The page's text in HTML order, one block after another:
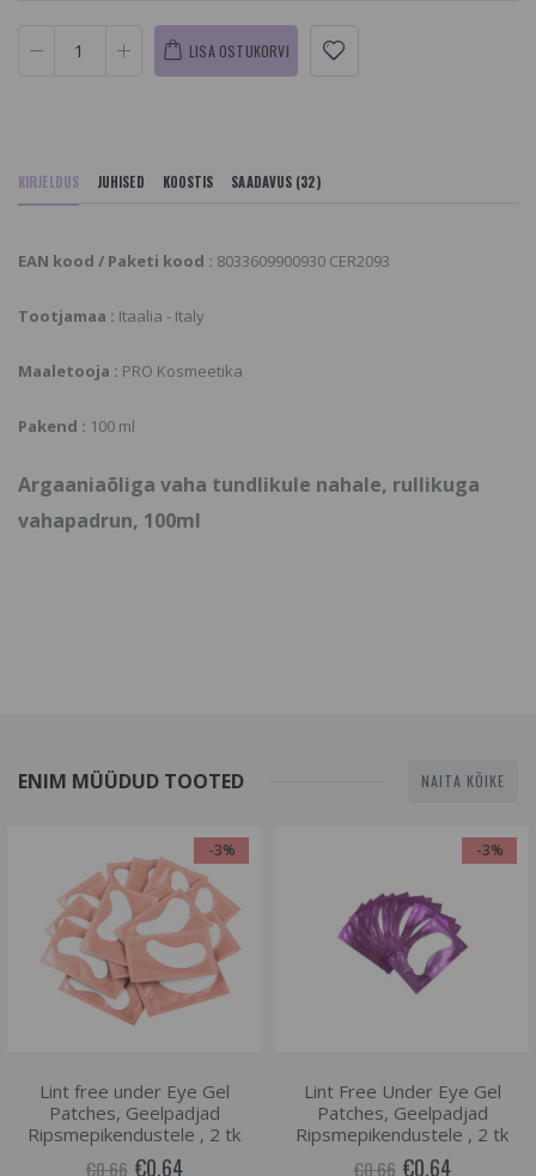
LISA OSTUKORVI
KIRJELDUS JUHISED KOOSTIS SAADAVUS (32)
EAN kood / Paketi kood : 8033609900930 CER2093
Tootjamaa : Itaalia - Italy
Maaletooja : PRO Kosmeetika
Pakend : 100 ml
Argaaniaõliga vaha tundlikule nahale, rullikuga
vahapadrun, 100ml
ENIM MÜÜDUD TOOTED NAITA KÕIKE
-3%
Lint free under Eye Gel
Patches, Geelpadjad
Ripsmepikendustele , 2 tk
€0.66 €0.64
-3%
Lint Free Under Eye Gel
Patches, Geelpadjad
Ripsmepikendustele , 2 tk
€0.66 €0.64